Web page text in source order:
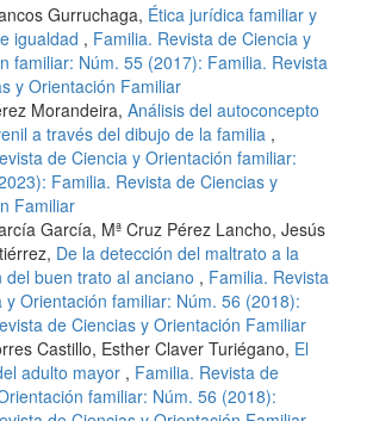
Gurruchaga, Ética jurídica familiar y
igualdad , Familia. Revista de Ciencia y
familiar: Núm. 55 (2017): Familia. Revista
y Orientación Familiar
Morandeira, Análisis del autoconcepto
a través del dibujo de la familia ,
de Ciencia y Orientación familiar:
Familia. Revista de Ciencias y
Familiar
García, Mª Cruz Pérez Lancho, Jesús
De la detección del maltrato a la
del buen trato al anciano , Familia. Revista
y Orientación familiar: Núm. 56 (2018):
de Ciencias y Orientación Familiar
Castillo, Esther Claver Turiégano, El
adulto mayor , Familia. Revista de
familiar: Núm. 56 (2018):